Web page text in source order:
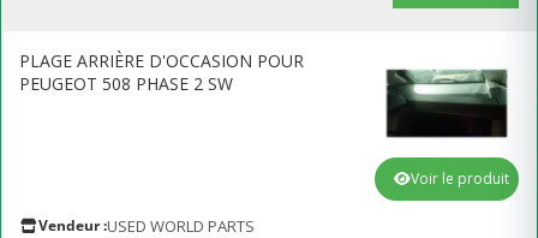
PLAGE ARRIÈRE D'OCCASION POUR
PEUGEOT 508 PHASE 2 SW
Vendeur :USED WORLD PARTS
Voir le produit